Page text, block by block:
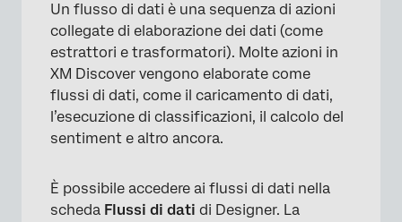
Flussi di dati completati
Flussi di dati programmati
Un flusso di dati è una sequenza di azioni
collegate di elaborazione dei dati (come
estrattori e trasformatori). Molte azioni in
XM Discover vengono elaborate come
flussi di dati, come il caricamento di dati,
l’esecuzione di classificazioni, il calcolo del
sentiment e altro ancora.
È possibile accedere ai flussi di dati nella
scheda Flussi di dati di Designer. La